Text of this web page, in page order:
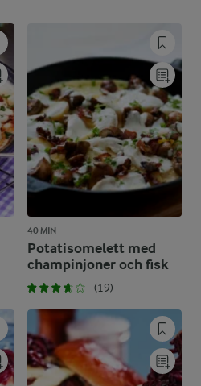
40 MIN
Potatisomelett med
champinjoner och fisk
(19)